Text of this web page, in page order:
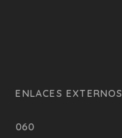
ENLACES EXTERNOS
060